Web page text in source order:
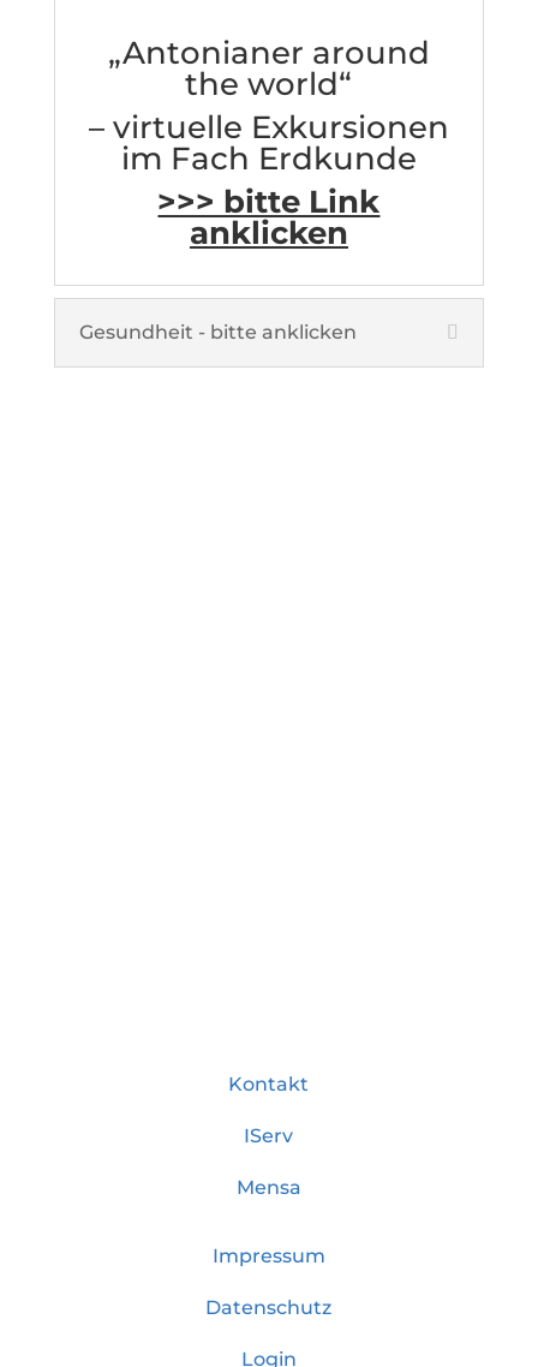
„Antonianer around
the world“
– virtuelle Exkursionen
im Fach Erdkunde
>>> bitte Link
anklicken
Gesundheit - bitte anklicken
Kontakt
IServ
Mensa
Impressum
Datenschutz
Login